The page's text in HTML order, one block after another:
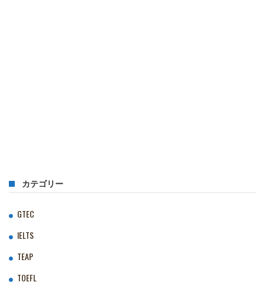
カテゴリー
GTEC
IELTS
TEAP
TOEFL